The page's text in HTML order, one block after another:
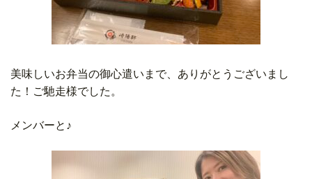
美味しいお弁当の御心遣いまで、ありがとうございまし
た！ご馳走様でした。
メンバーと♪